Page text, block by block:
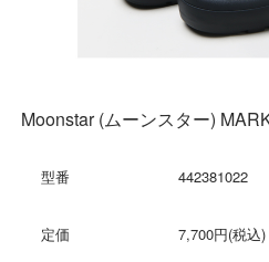
Moonstar (ムーンスター)
型番 442381022
定価 7,700円(税込)